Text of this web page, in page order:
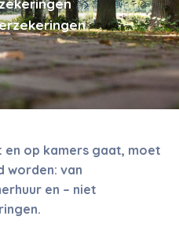
en op kamers gaat, moet
worden: van
en – niet